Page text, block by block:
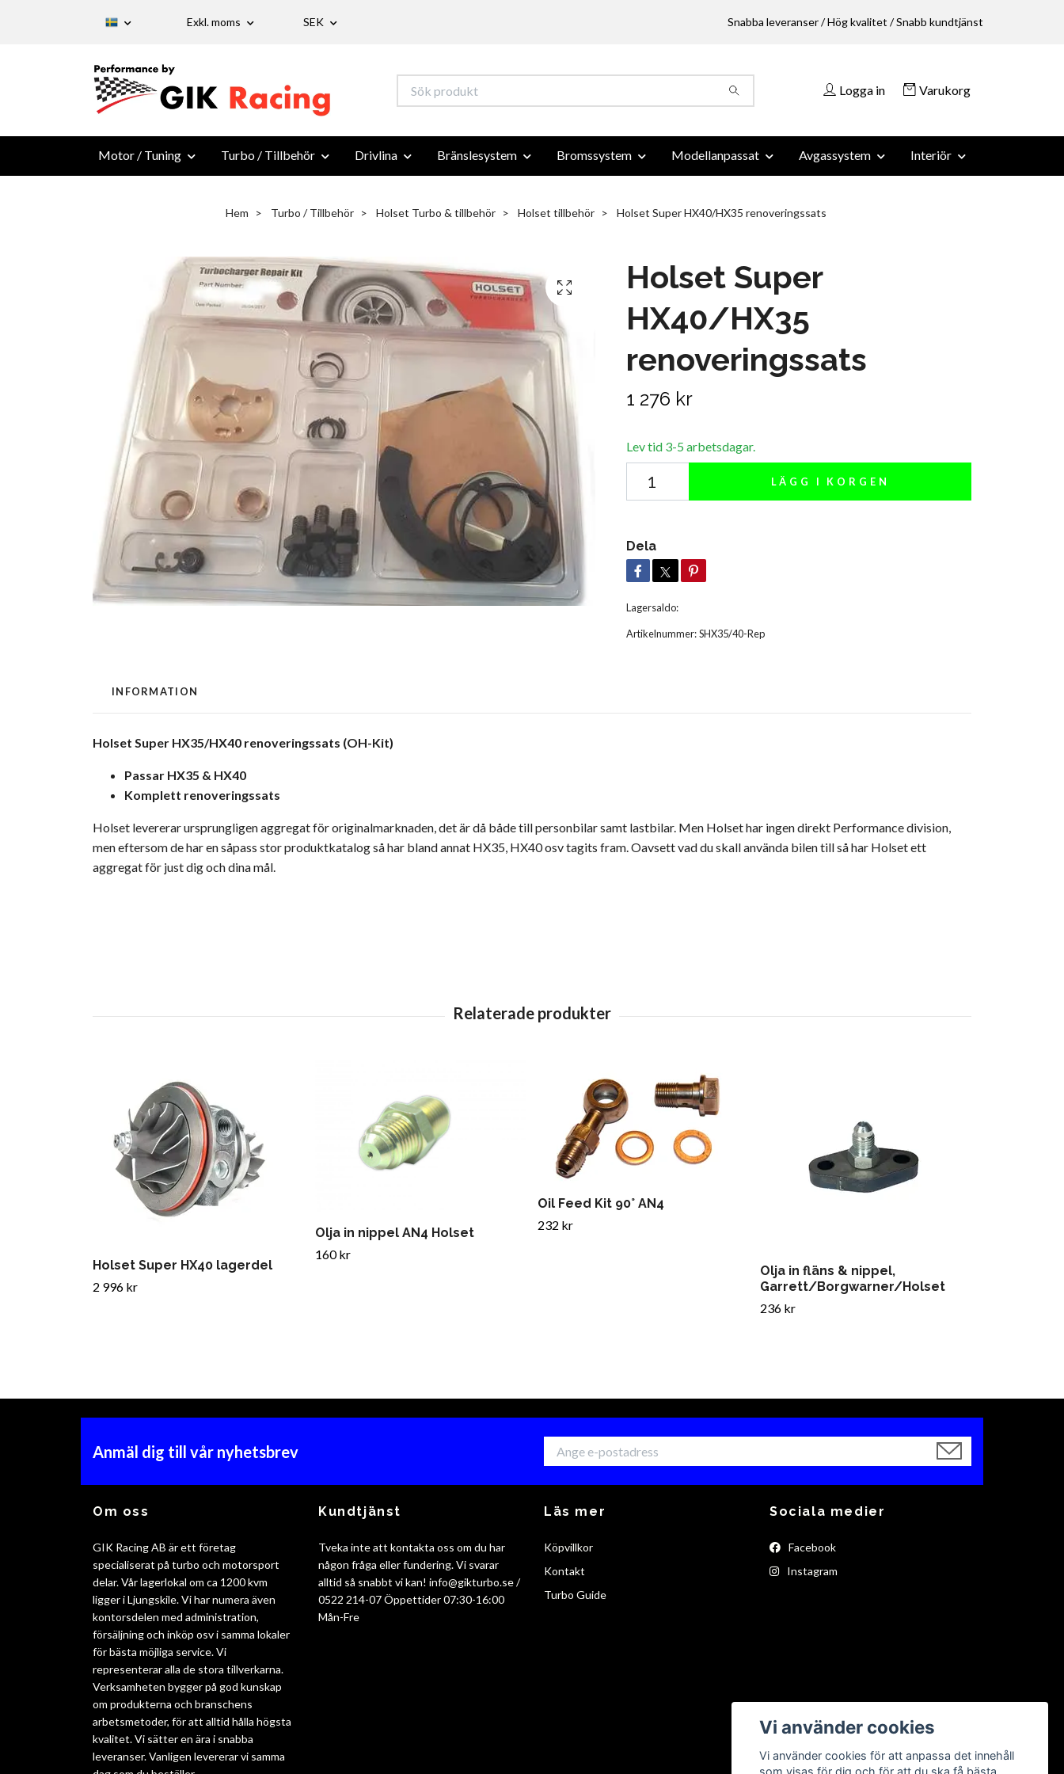
Exkl. moms SEK Snabba leveranser / Hög kvalitet / Snabb kundtjänst
Logga in Varukorg
Motor / Tuning Turbo / Tillbehör Drivlina Bränslesystem Bromssystem Modellanpassat Avgassystem Interiör
Hem Turbo / Tillbehör Holset Turbo & tillbehör Holset tillbehör Holset Super HX40/HX35 renoveringssats
Holset Super
HX40/HX35
renoveringssats
1 276 kr
Lev tid 3-5 arbetsdagar.
LÄGG I KORGEN
Dela
Lagersaldo:
Artikelnummer:SHX35/40-Rep
INFORMATION
Holset Super HX35/HX40 renoveringssats (OH-Kit)
Passar HX35 & HX40
Komplett renoveringssats
Holset levererar ursprungligen aggregat för originalmarknaden, det är då både till personbilar samt lastbilar. Men Holset har ingen direkt Performance division,
men eftersom de har en såpass stor produktkatalog så har bland annat HX35, HX40 osv tagits fram. Oavsett vad du skall använda bilen till så har Holset ett
aggregat för just dig och dina mål.
Holset Super HX40 lagerdel
2 996 kr
Olja in nippel AN4 Holset
160 kr
Oil Feed Kit 90° AN4
232 kr
Olja in fläns & nippel,
Garrett/Borgwarner/Holset
236 kr
Anmäl dig till vår nyhetsbrev
Om oss
GIK Racing AB är ett företag
specialiserat på turbo och motorsport
delar. Vår lagerlokal om ca 1200 kvm
ligger i Ljungskile. Vi har numera även
kontorsdelen med administration,
försäljning och inköp osv i samma lokaler
för bästa möjliga service. Vi
representerar alla de stora tillverkarna.
Verksamheten bygger på god kunskap
om produkterna och branschens
arbetsmetoder, för att alltid hålla högsta
kvalitet. Vi sätter en ära i snabba
leveranser. Vanligen levererar vi samma
Kundtjänst
Tveka inte att kontakta oss om du har
någon fråga eller fundering. Vi svarar
alltid så snabbt vi kan! info@gikturbo.se/
0522 214-07 Öppettider 07:30-16:00
Mån-Fre
Läs mer
Köpvillkor
Kontakt
Turbo Guide
Sociala medier
Facebook
Instagram
Vi använder cookies
Vi använder cookies för att anpassa det innehåll